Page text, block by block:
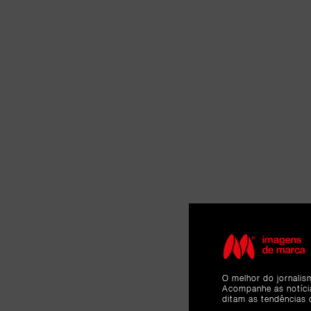
O melhor do
Acompanhe as
ditam as tendências